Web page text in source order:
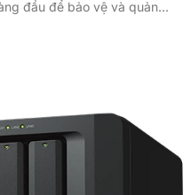
đầu để bảo vệ và quản...